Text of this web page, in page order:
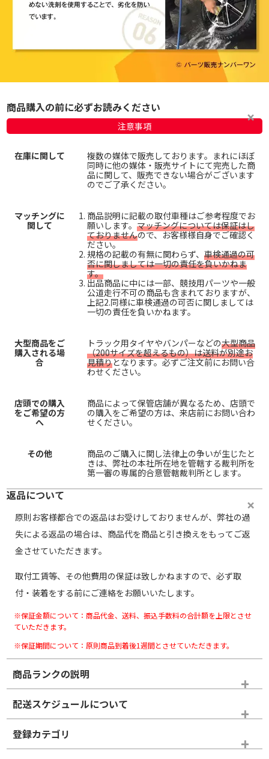
商品購入の前に必ずお読みください
注意事項
在庫に関して
複数の媒体で販売しております。まれにほぼ
同時に他の媒体・販売サイトにて完売した商
品に関して、販売できない場合がございます
のでご了承ください。
マッチングに
関して
商品説明に記載の取付車種はご参考程度でお
願いします。 マッチングについては保証はし
ておりませんので、お客様様自身でご確認く
ださい。
規格の記載の有無に関わらず、 車検通過の可
否に関しましては一切の責任を負いかねま
す。
出品商品に中には一部、競技用パーツや一般
公道走行不可の商品も含まれておりますが、
上記2.同様に車検通過の可否に関しましては
一切の責任を負いかねます。
大型商品をご
購入される場
合
トラック用タイヤやバンパーなどの大型商品
（200サイズを超えるもの）は送料が別途お
見積りとなります。必ずご注文前にお問い合
わせください。
店頭での購入
をご希望の方
へ
商品によって保管店舗が異なるため、店頭で
の購入をご希望の方は、来店前にお問い合わ
せください。
その他
商品のご購入に関し法律上の争いが生じたと
きは、弊社の本社所在地を管轄する裁判所を
第一審の専属的合意管轄裁判所とします。
返品について
原則お客様都合での返品はお受けしておりませんが、弊社の過
失による返品の場合は、商品代を商品と引き換えをもってご返
金させていただきます。
取付工賃等、その他費用の保証は致しかねますので、必ず取
付・装着をする前にご連絡をお願いいたします。
※保証金額について：商品代金、送料、振込手数料の合計額を上限とさせ
ていただきます。
※保証期間について：原則商品到着後1週間とさせていただきます。
商品ランクの説明
※商品ランクは出品者の主観により判断しておりますので、あら
かじめご了承ください。
ホイールランク
配送スケジュールについて
登録カテゴリ
スタッドレスタイヤホイールセット